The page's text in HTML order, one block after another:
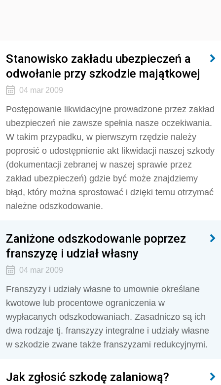
Stanowisko zakładu ubezpieczeń a
odwołanie przy szkodzie majątkowej
04 mar 2009
Postępowanie likwidacyjne prowadzone przez zakład
ubezpieczeń nie zawsze spełnia nasze oczekiwania.
W takim przypadku, w pierwszym rzędzie należy
poprosić o udostępnienie akt likwidacji naszej szkody
(dokumentacji zebranej w naszej sprawie przez
zakład ubezpieczeń) gdzie być może znajdziemy
błąd, który można sprostować i dzięki temu otrzymać
należne odszkodowanie.
Zaniżone odszkodowanie poprzez
franszyzę i udział własny
04 mar 2009
Franszyzy i udziały własne to umownie określane
kwotowe lub procentowe ograniczenia w
wypłacanych odszkodowaniach. Zasadniczo są ich
dwa rodzaje tj. franszyzy integralne i udziały własne
w szkodzie zwane także franszyzami redukcyjnymi.
Jak zgłosić szkodę zalaniową?